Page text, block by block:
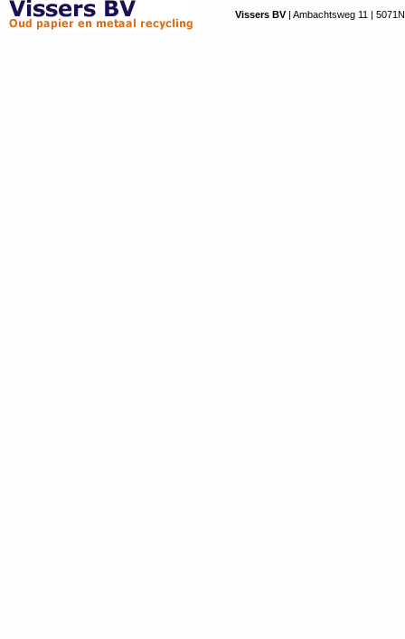
Vissers BV| Ambachtsweg 11 |